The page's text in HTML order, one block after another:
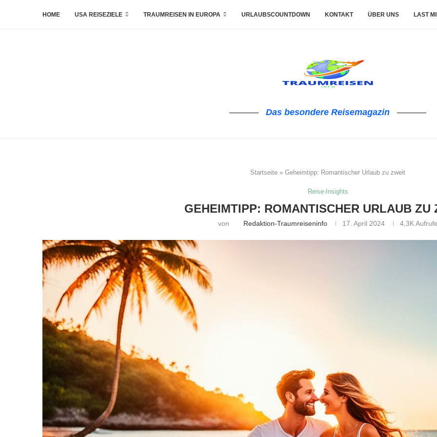
HOME USA REISEZIELE TRAUMREISEN IN EUROPA URLAUBSCOUNTDOWN KONTAKT ÜBER UNS LAST
Das besondere Reisemagazin
Startseite » Geheimtipp: Romantischer Urlaub zu zweit
Reise-Insights
GEHEIMTIPP: ROMANTISCHER URLAUB ZU
von Redaktion-Traumreiseninfo 17. April 2024 4,3K